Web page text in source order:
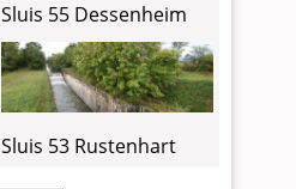
Sluis 55 Dessenheim
Sluis 53 Rustenhart